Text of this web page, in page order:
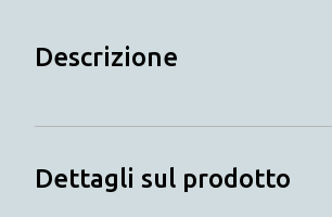
Descrizione
Dettagli sul prodotto